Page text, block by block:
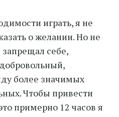
играть, я не
о желании. Но не
себе,
более значимых
Чтобы привести
примерно 12 часов я